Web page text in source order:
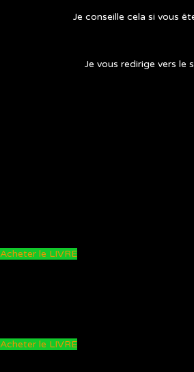
Je conseille cela si vous
Je vous redirige vers le
Acheter le LIVRE
Acheter le LIVRE